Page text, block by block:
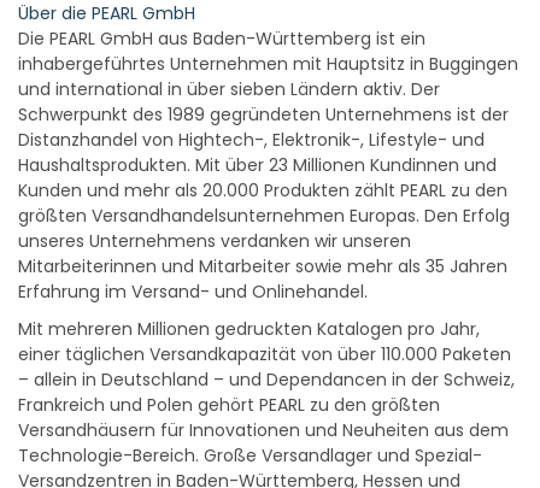
Über die PEARL GmbH
Die PEARL GmbH aus Baden-Württemberg ist ein
inhabergeführtes Unternehmen mit Hauptsitz in Buggingen
und international in über sieben Ländern aktiv. Der
Schwerpunkt des 1989 gegründeten Unternehmens ist der
Distanzhandel von Hightech-, Elektronik-, Lifestyle- und
Haushaltsprodukten. Mit über 23 Millionen Kundinnen und
Kunden und mehr als 20.000 Produkten zählt PEARL zu den
größten Versandhandelsunternehmen Europas. Den Erfolg
unseres Unternehmens verdanken wir unseren
Mitarbeiterinnen und Mitarbeiter sowie mehr als 35 Jahren
Erfahrung im Versand- und Onlinehandel.
Mit mehreren Millionen gedruckten Katalogen pro Jahr,
einer täglichen Versandkapazität von über 110.000 Paketen
– allein in Deutschland – und Dependancen in der Schweiz,
Frankreich und Polen gehört PEARL zu den größten
Versandhäusern für Innovationen und Neuheiten aus dem
Technologie-Bereich. Große Versandlager und Spezial-
Versandzentren in Baden-Württemberg, Hessen und